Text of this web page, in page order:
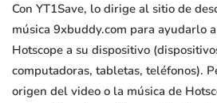
Con YT1Save, lo dirige al sitio de
música 9xbuddy.com para ayudarlo
Hotscope a su dispositivo
computadoras, tabletas, teléfonos).
origen del video o la música de